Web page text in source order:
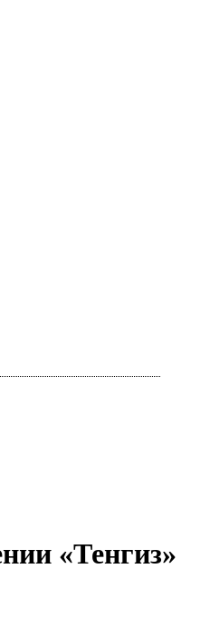
«Тенгиз»